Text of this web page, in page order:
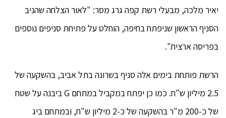
יאיר מלכה, מבעלי רשת קפה גרג מסר: "לאור הצלחה שהניב
הסניף הראשון שניפתח בחיפה, הוחלט על פתיחת סניפים נוספים
בפריסה ארצית".
הרשת פותחת בימים אלה סניף בשרונה בתל אביב, בהשקעה של
2.5 מיליון ש"ח. כמו כן יפתח במקביל במתחם G ביבנה על שטח
של כ-200 מ"ר בהשקעה של כ-2 מיליון ש"ח, ובמתחם ביג